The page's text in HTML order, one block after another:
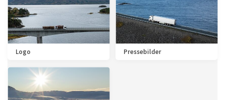
Logo Pressebilder